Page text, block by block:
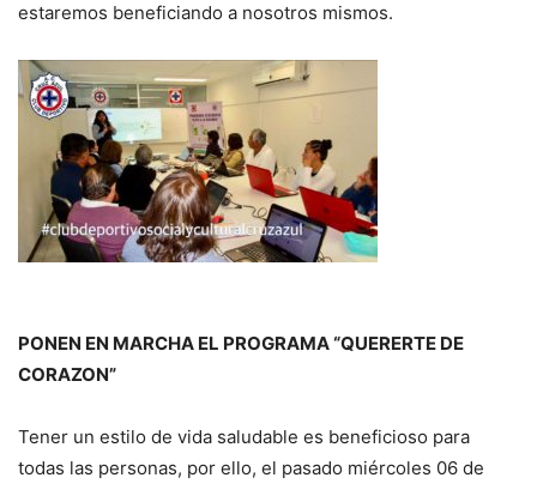
estaremos beneficiando a nosotros mismos.
PONEN EN MARCHA EL PROGRAMA “QUERERTE DE
CORAZON”
Tener un estilo de vida saludable es beneficioso para
todas las personas, por ello, el pasado miércoles 06 de